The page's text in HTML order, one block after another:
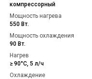
компрессорный
Мощность нагрева
550 Вт.
Мощность охлаждения
90 Вт.
Нагрев
≥ 90°С, 5 л/ч
Охлаждение